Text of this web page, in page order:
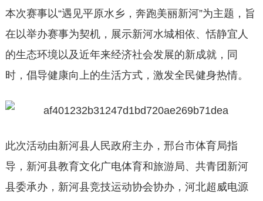
本次赛事以“遇见平原水乡，奔跑美丽新河”为主题，旨
在以举办赛事为契机，展示新河水城相依、恬静宜人
的生态环境以及近年来经济社会发展的新成就，同
时，倡导健康向上的生活方式，激发全民健身热情。
此次活动由新河县人民政府主办，邢台市体育局指
导，新河县教育文化广电体育和旅游局、共青团新河
县委承办，新河县竞技运动协会协办，河北超威电源